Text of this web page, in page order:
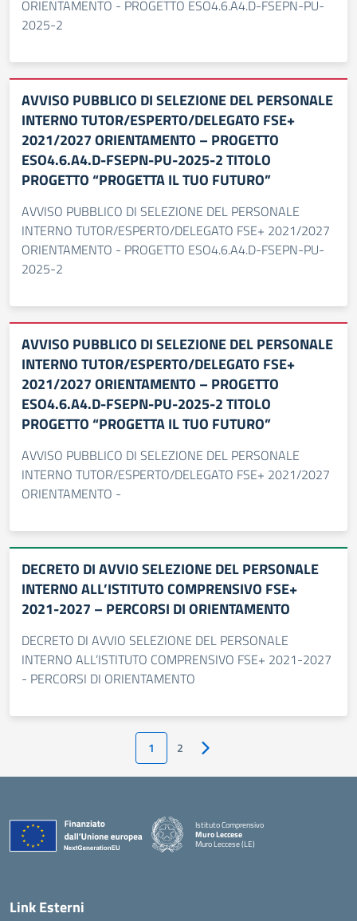
ORIENTAMENTO - PROGETTO ESO4.6.A4.D-FSEPN-PU-
2025-2
AVVISO PUBBLICO DI SELEZIONE DEL PERSONALE
INTERNO TUTOR/ESPERTO/DELEGATO FSE+
2021/2027 ORIENTAMENTO – PROGETTO
ESO4.6.A4.D-FSEPN-PU-2025-2 TITOLO
PROGETTO “PROGETTA IL TUO FUTURO”
AVVISO PUBBLICO DI SELEZIONE DEL PERSONALE
INTERNO TUTOR/ESPERTO/DELEGATO FSE+ 2021/2027
ORIENTAMENTO - PROGETTO ESO4.6.A4.D-FSEPN-PU-
2025-2
AVVISO PUBBLICO DI SELEZIONE DEL PERSONALE
INTERNO TUTOR/ESPERTO/DELEGATO FSE+
2021/2027 ORIENTAMENTO – PROGETTO
ESO4.6.A4.D-FSEPN-PU-2025-2 TITOLO
PROGETTO “PROGETTA IL TUO FUTURO”
AVVISO PUBBLICO DI SELEZIONE DEL PERSONALE
INTERNO TUTOR/ESPERTO/DELEGATO FSE+ 2021/2027
ORIENTAMENTO -
DECRETO DI AVVIO SELEZIONE DEL PERSONALE
INTERNO ALL’ISTITUTO COMPRENSIVO FSE+
2021-2027 – PERCORSI DI ORIENTAMENTO
DECRETO DI AVVIO SELEZIONE DEL PERSONALE
INTERNO ALL’ISTITUTO COMPRENSIVO FSE+ 2021-2027
- PERCORSI DI ORIENTAMENTO
1 2 Pagina successiva
Istituto Comprensivo
Muro Leccese
Muro Leccese (LE)
Link Esterni